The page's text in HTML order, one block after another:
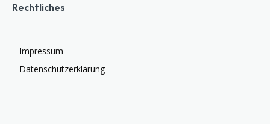
Rechtliches
Impressum
Datenschutzerklärung